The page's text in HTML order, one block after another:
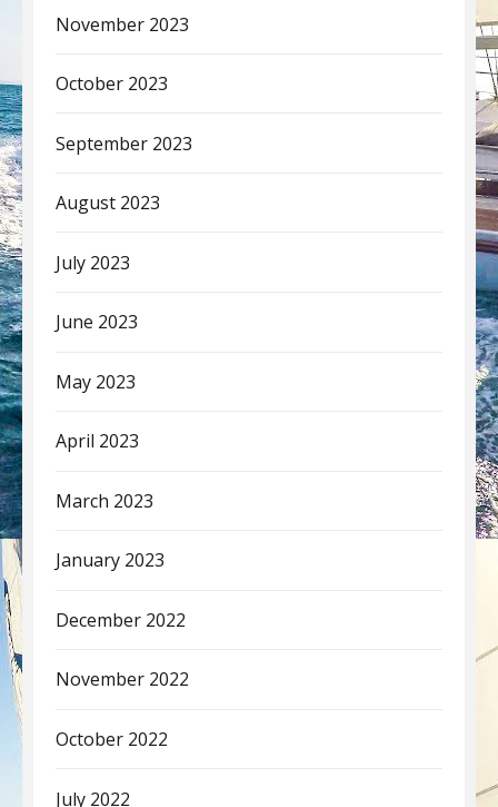
November 2023
October 2023
September 2023
August 2023
July 2023
June 2023
May 2023
April 2023
March 2023
January 2023
December 2022
November 2022
October 2022
July 2022